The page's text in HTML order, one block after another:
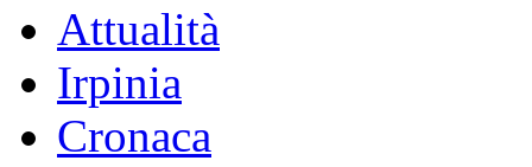
Attualità
Irpinia
Cronaca